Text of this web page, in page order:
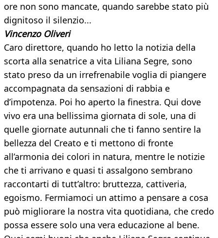
ore non sono mancate, quando sarebbe stato più
dignitoso il silenzio...
Vincenzo Oliveri
Caro direttore, quando ho letto la notizia della
scorta alla senatrice a vita Liliana Segre, sono
stato preso da un irrefrenabile voglia di piangere
accompagnata da sensazioni di rabbia e
d’impotenza. Poi ho aperto la finestra. Qui dove
vivo era una bellissima giornata di sole, una di
quelle giornate autunnali che ti fanno sentire la
bellezza del Creato e ti mettono di fronte
all’armonia dei colori in natura, mentre le notizie
che ti arrivano e quasi ti assalgono sembrano
raccontarti di tutt’altro: bruttezza, cattiveria,
egoismo. Fermiamoci un attimo a pensare a cosa
può migliorare la nostra vita quotidiana, che credo
possa essere solo una vera educazione al bene.